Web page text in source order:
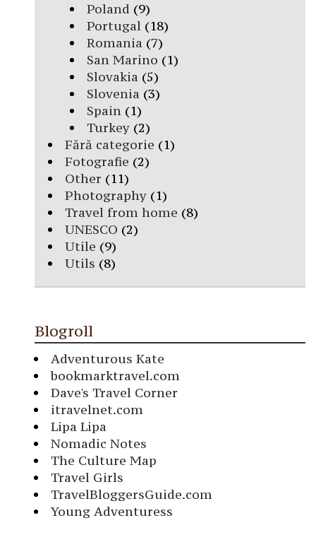
Poland (9)
Portugal(18)
Romania (7)
San Marino (1)
Slovakia (5)
Slovenia (3)
Spain(1)
Turkey(2)
Fără categorie (1)
Fotografie (2)
Other (11)
Photography (1)
Travel from home (8)
UNESCO (2)
Utile (9)
Utils (8)
Blogroll
Adventurous Kate
bookmarktravel.com
Dave's Travel Corner
itravelnet.com
Lipa Lipa
Nomadic Notes
The Culture Map
Travel Girls
TravelBloggersGuide.com
Young Adventuress